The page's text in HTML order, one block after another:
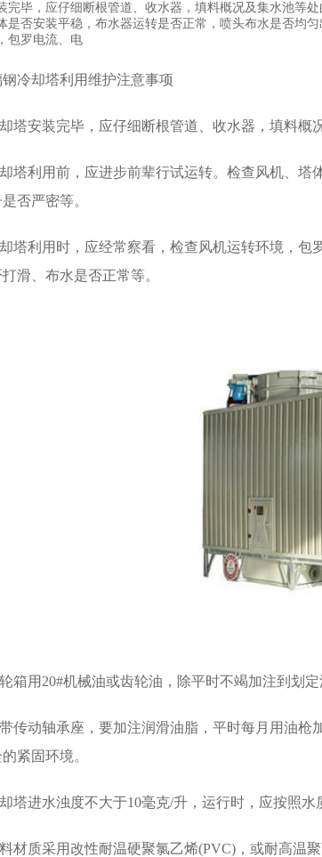
完毕，应仔细断根管道、收水器，填料概况及集水池
是否安装平稳，布水器运转是否正常，喷头布水是否
包罗电流、电
却塔利用维护注意事项
安装完毕，应仔细断根管道、收水器，填料概
利用前，应进步前辈行试运转。检查风机、塔
否严密等。
利用时，应经常察看，检查风机运转环境，包
滑、布水是否正常等。
用20#机械油或齿轮油，除平时不竭加注到划定
动轴承座，要加注润滑油脂，平时每月用油枪
紧固环境。
进水浊度不大于10毫克/升，运行时，应按照水
质采用改性耐温硬聚氯乙烯(PVC)，或耐高温聚